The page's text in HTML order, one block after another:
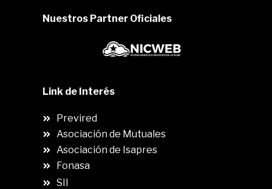
Nuestros Partner Oficiales
Link de Interés
Previred
Asociación de Mutuales
Asociación de Isapres
Fonasa
SII